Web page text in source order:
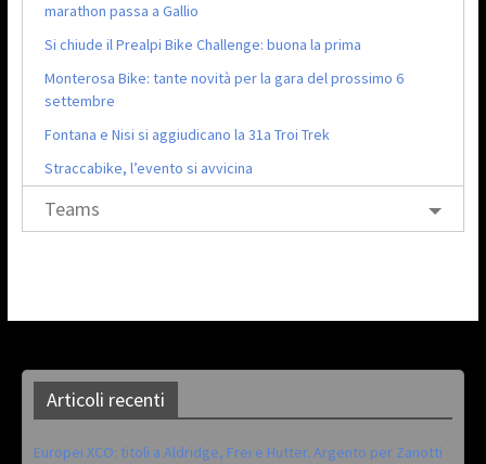
marathon passa a Gallio
Si chiude il Prealpi Bike Challenge: buona la prima
Monterosa Bike: tante novità per la gara del prossimo 6
settembre
Fontana e Nisi si aggiudicano la 31a Troi Trek
Straccabike, l’evento si avvicina
Teams
Articoli recenti
Europei XCO: titoli a Aldridge, Frei e Hutter. Argento per Zanotti